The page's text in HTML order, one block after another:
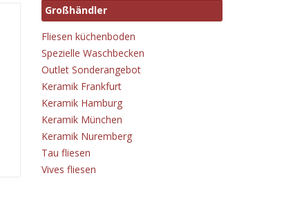
Großhändler
Fliesen küchenboden
Spezielle Waschbecken
Outlet Sonderangebot
Keramik Frankfurt
Keramik Hamburg
Keramik München
Keramik Nuremberg
Tau fliesen
Vives fliesen